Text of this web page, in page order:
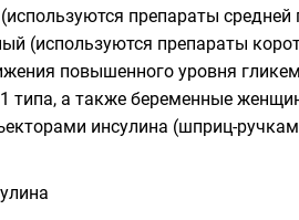
препараты средней
(используются препараты
повышенного уровня
типа, а также беременные
инсулина (шприц-